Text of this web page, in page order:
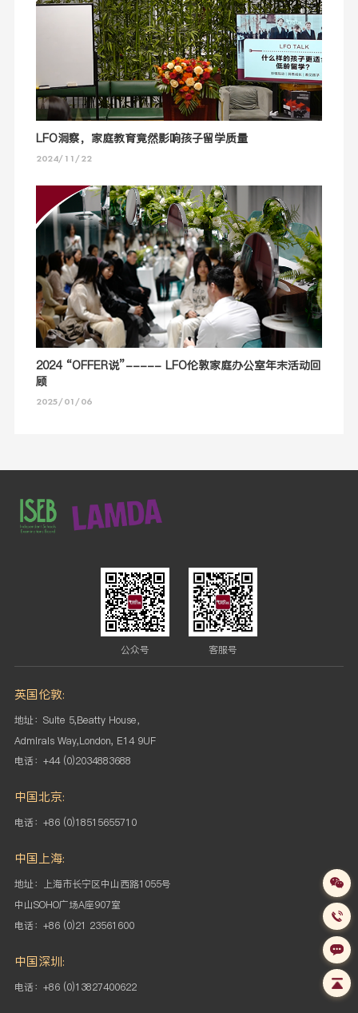
LFO洞察，家庭教育竟然影响孩子留学质量
2024/11/22
2024 “OFFER说”----- LFO伦敦家庭办公室年末活动回
顾
2025/01/06
公众号 客服号
英国伦敦:
地址：Suite 5,Beatty House，
Admirals Way,London, E14 9UF
电话：+44 (0)2034883688
中国北京:
电话：+86 (0)18515655710
中国上海:
地址：上海市长宁区中山西路1055号
中山SOHO广场A座907室
电话：+86 (0)21 23561600
中国深圳:
电话：+86 (0)13827400622